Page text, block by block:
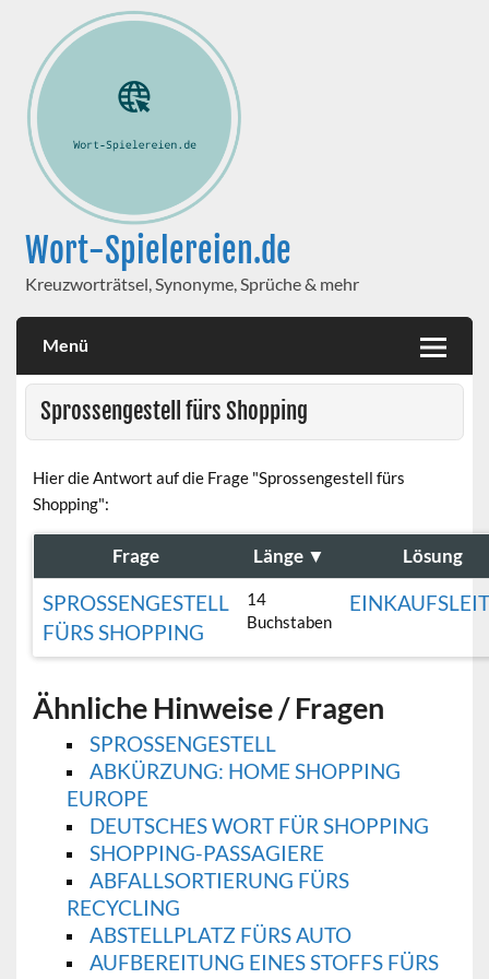
Wort-Spielereien.de
Kreuzworträtsel, Synonyme, Sprüche & mehr
Menü
Sprossengestell fürs Shopping
Hier die Antwort auf die Frage "Sprossengestell fürs
Shopping":
Frage Länge ▼ Lösung
SPROSSENGESTELL
FÜRS SHOPPING
14
Buchstaben
Ähnliche Hinweise / Fragen
SPROSSENGESTELL
ABKÜRZUNG: HOME SHOPPING
EUROPE
DEUTSCHES WORT FÜR SHOPPING
SHOPPING-PASSAGIERE
ABFALLSORTIERUNG FÜRS
RECYCLING
ABSTELLPLATZ FÜRS AUTO
AUFBEREITUNG EINES STOFFS FÜRS